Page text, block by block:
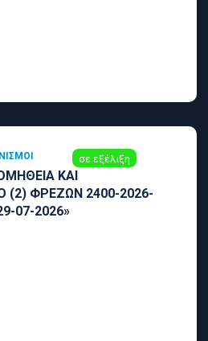
σε εξέλιξη
ΚΑΙ
ΦΡΕΖΩΝ 2400-2026-
07-2026»